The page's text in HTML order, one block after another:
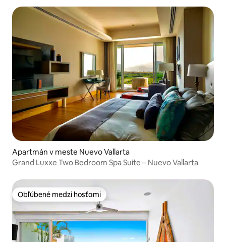
Apartmán v meste Nuevo Vallarta
Grand Luxxe Two Bedroom Spa Suite – Nuevo Vallarta
Obľúbené medzi hosťami
Obľúbené medzi hosťami